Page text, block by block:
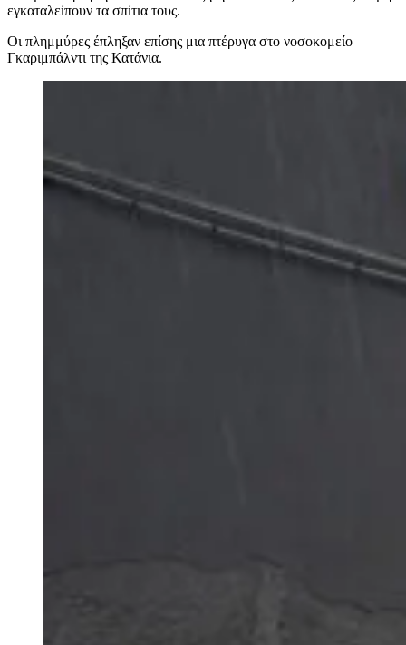
εγκαταλείπουν τα σπίτια τους.
Οι πλημμύρες έπληξαν επίσης μια πτέρυγα στο νοσοκομείο
Γκαριμπάλντι της Κατάνια.